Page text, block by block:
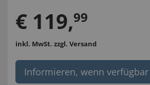
€ 119,99
inkl. MwSt. zzgl. Versand
Informieren, wenn verfügbar